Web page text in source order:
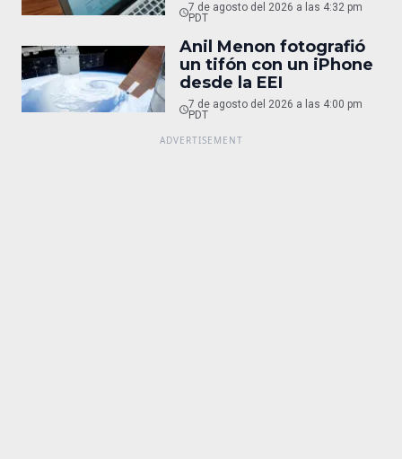
7 de agosto del 2026 a las 4:32 pm
PDT
Anil Menon fotografió
un tifón con un iPhone
desde la EEI
7 de agosto del 2026 a las 4:00 pm
PDT